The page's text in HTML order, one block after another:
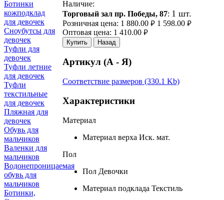
Наличие:
Торговый зал пр. Победы, 87: 1 шт.
Розничная цена: 1 880.00 руб. 1 598.00 руб.
Оптовая цена: 1 410.00 руб.
Купить Назад
Артикул (А - Я)
Соответствие размеров (330.1 Kb)
Характеристики
Материал
Материал верха Иск. мат.
Пол
Пол Девочки
Материал подклада Текстиль
Ботинки
кожподклад
для девочек
Сноубутсы для
девочек
Туфли для
девочек
Туфли летние
для девочек
Туфли
текстильные
для девочек
Пляжная для
девочек
Обувь для
мальчиков
Валенки для
мальчиков
Водонепроницаемая
обувь для
мальчиков
Ботинки,